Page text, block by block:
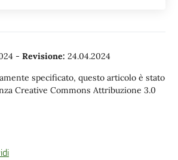
- Revisione: 24.04.2024
specificato, questo articolo è stato
Creative Commons Attribuzione 3.0